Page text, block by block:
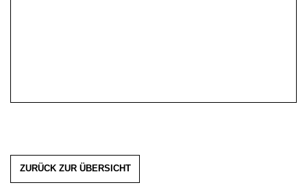
ZURÜCK ZUR ÜBERSICHT